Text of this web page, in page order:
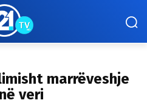
marrëveshje
veri